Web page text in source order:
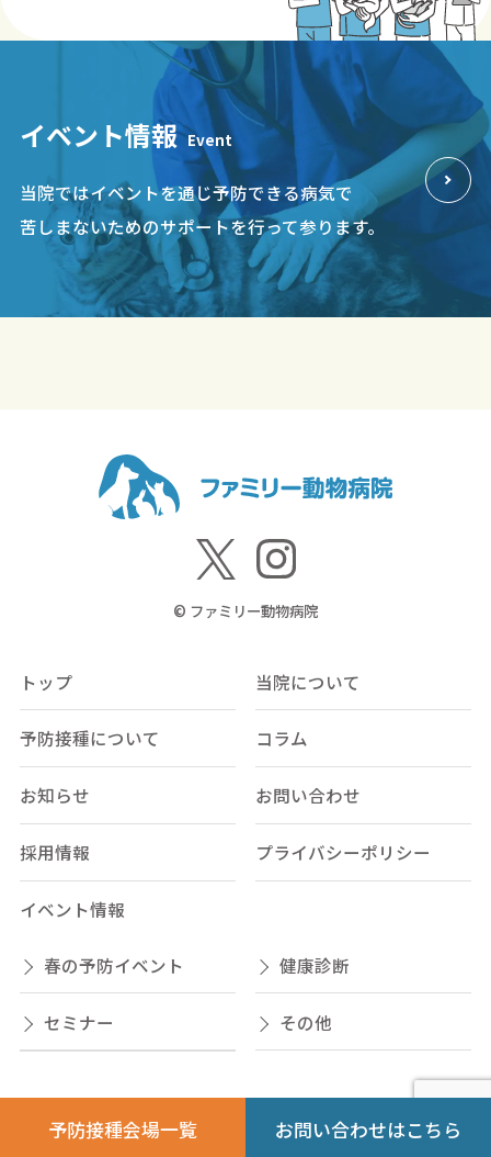
イベント情報 Event
当院ではイベントを通じ予防できる病気で
苦しまないためのサポートを行って参ります。
© ファミリー動物病院
トップ 当院について
予防接種について コラム
お知らせ お問い合わせ
採用情報 プライバシーポリシー
イベント情報
春の予防イベント 健康診断
セミナー その他
予防接種会場一覧 お問い合わせはこちら